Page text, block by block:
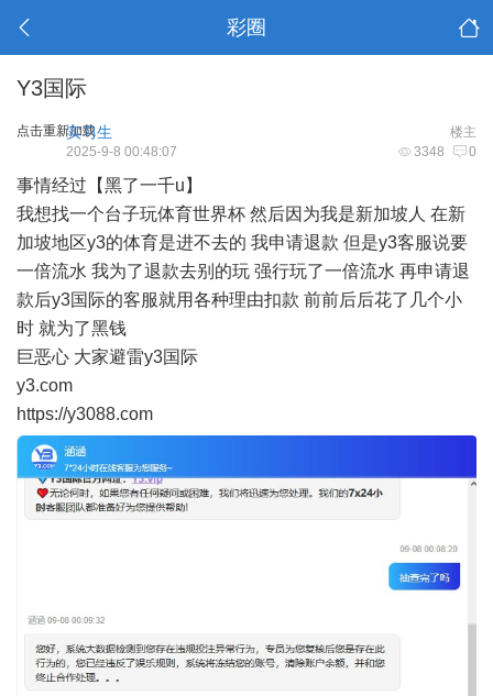
彩圈
Y3国际
点击重新加载 楼主
实习生
3348 0
2025-9-8 00:48:07
事情经过【黑了一千u】
我想找一个台子玩体育世界杯 然后因为我是新加坡人 在新
加坡地区y3的体育是进不去的 我申请退款 但是y3客服说要
一倍流水 我为了退款去别的玩 强行玩了一倍流水 再申请退
款后y3国际的客服就用各种理由扣款 前前后后花了几个小
时 就为了黑钱
巨恶心 大家避雷y3国际
y3.com
https://y3088.com